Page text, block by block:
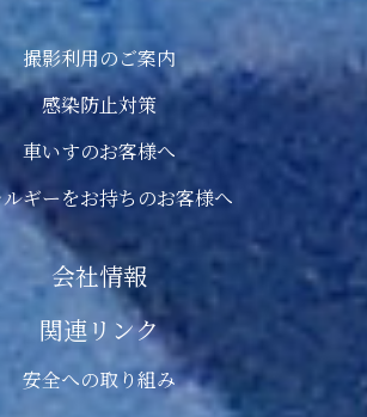
撮影利用のご案内
感染防止対策
車いすのお客様へ
ルギーをお持ちのお客様へ
会社情報
関連リンク
安全への取り組み